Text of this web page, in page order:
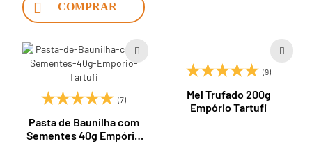
COMPRAR
(7)
Pasta de Baunilha com
Sementes 40g Empório
(9)
Mel Trufado 200g
Empório Tartufi